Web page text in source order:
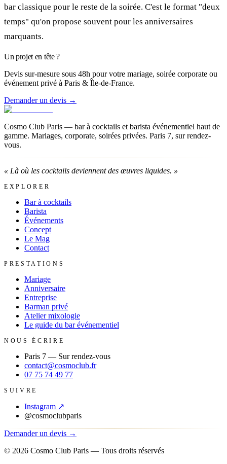
bar classique pour le reste de la soirée. C'est le format "deux
temps" qu'on propose souvent pour les anniversaires
marquants.
Un projet en tête ?
Devis sur-mesure sous 48h pour votre mariage, soirée corporate ou
événement privé à Paris & Île-de-France.
Demander un devis →
Cosmo Club Paris — bar à cocktails et barista événementiel haut de
gamme. Mariages, corporate, soirées privées. Paris 7, sur rendez-
vous.
« Là où les cocktails deviennent des œuvres liquides. »
EXPLORER
Bar à cocktails
Barista
Événements
Concept
Le Mag
Contact
PRESTATIONS
Mariage
Anniversaire
Entreprise
Barman privé
Atelier mixologie
Le guide du bar événementiel
NOUS ÉCRIRE
Paris 7 — Sur rendez-vous
contact@cosmoclub.fr
07 75 74 49 77
SUIVRE
Instagram ↗
@cosmoclubparis
Demander un devis →
© 2026 Cosmo Club Paris — Tous droits réservés